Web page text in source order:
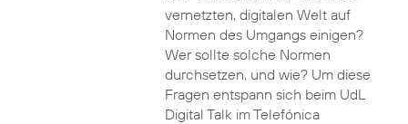
vernetzten, digitalen Welt auf
Normen des Umgangs einigen?
Wer sollte solche Normen
durchsetzen, und wie? Um diese
Fragen entspann sich beim UdL
Digital Talk im Telefónica